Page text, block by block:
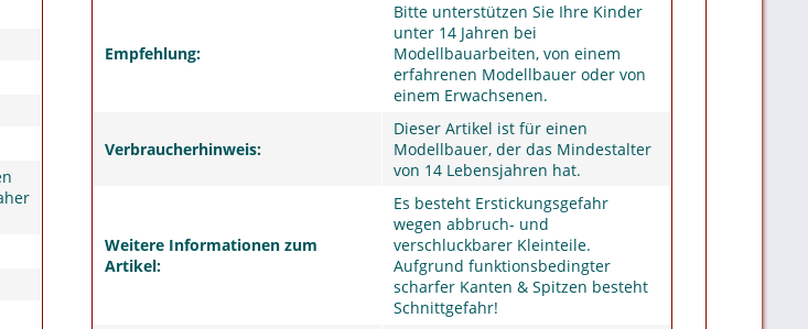
Empfehlung:
Bitte unterstützen Sie Ihre Kinder
unter 14 Jahren bei
Modellbauarbeiten, von einem
erfahrenen Modellbauer oder von
einem Erwachsenen.
Verbraucherhinweis:
Dieser Artikel ist für einen
Modellbauer, der das Mindestalter
von 14 Lebensjahren hat.
Weitere Informationen zum
Artikel:
Es besteht Erstickungsgefahr
wegen abbruch- und
verschluckbarer Kleinteile.
Aufgrund funktionsbedingter
scharfer Kanten & Spitzen besteht
Schnittgefahr!